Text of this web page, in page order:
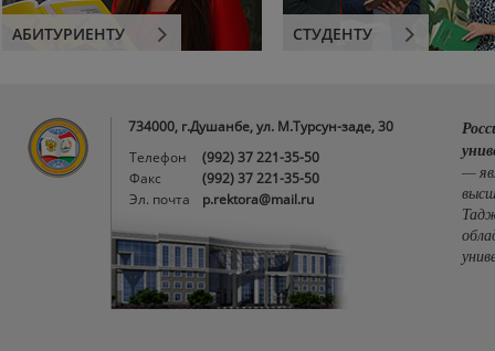
АБИТУРИЕНТУ СТУДЕНТУ
734000, г.Душанбе, ул. М.Турсун-заде, 30
Телефон
(992) 37 221-35-50
Факс
(992) 37 221-35-50
Эл. почта
p.rektora@mail.ru
—